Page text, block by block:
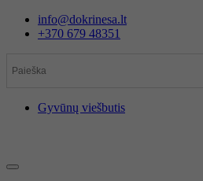
info@dokrinesa.lt
+370 679 48351
Gyvūnų viešbutis